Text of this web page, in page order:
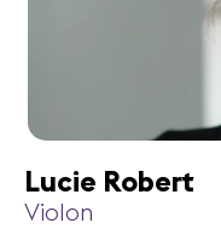
Lucie Robert
Violon